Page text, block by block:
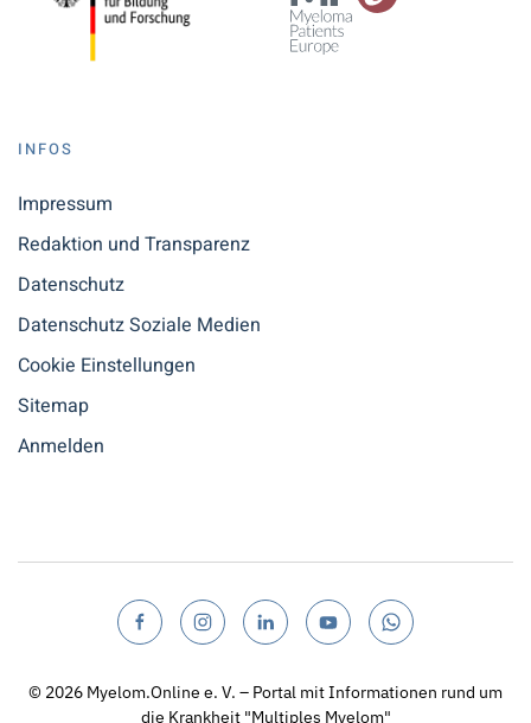
INFOS
Impressum
Redaktion und Transparenz
Datenschutz
Datenschutz Soziale Medien
Cookie Einstellungen
Sitemap
Anmelden
© 2026 Myelom.Online e. V. – Portal mit Informationen rund um
die Krankheit "Multiples Myelom"